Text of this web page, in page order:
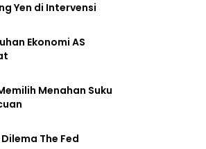
Yen di Intervensi
Ekonomi AS
Menahan Suku
The Fed